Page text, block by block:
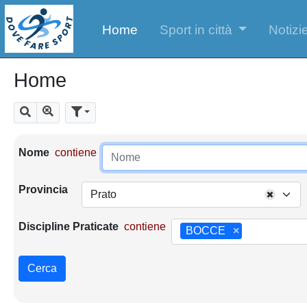
Home Sport in città
Home
Cerca Mostra tutti i risultati
Parametri di ricerca
Nome contiene
Provincia Prato
Discipline Praticate contiene ×
BOCCE
Cerca